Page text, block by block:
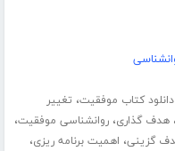
دانلود کتاب موفقیت، تغییر
،هدف گذاری،روانشناسی موفقیت،
گزینی، اهمیت برنامه ریزی،